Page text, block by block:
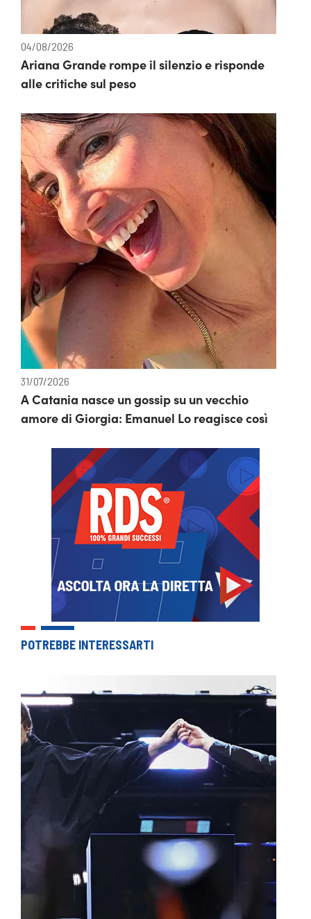
04/08/2026
Ariana Grande rompe il silenzio e risponde
alle critiche sul peso
31/07/2026
A Catania nasce un gossip su un vecchio
amore di Giorgia: Emanuel Lo reagisce così
POTREBBE INTERESSARTI